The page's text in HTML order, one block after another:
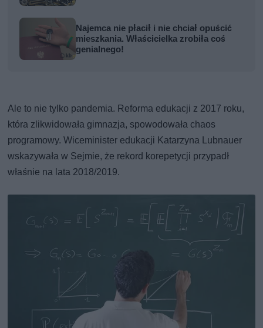
Najemca nie płacił i nie chciał opuścić
mieszkania. Właścicielka zrobiła coś
genialnego!
Ale to nie tylko pandemia. Reforma edukacji z 2017 roku,
która zlikwidowała gimnazja, spowodowała chaos
programowy. Wiceminister edukacji Katarzyna Lubnauer
wskazywała w Sejmie, że rekord korepetycji przypadł
właśnie na lata 2018/2019.